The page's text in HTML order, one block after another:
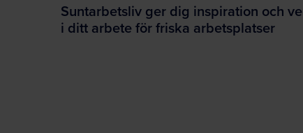
Suntarbetsliv ger dig inspiration och
i ditt arbete för friska arbetsplatser